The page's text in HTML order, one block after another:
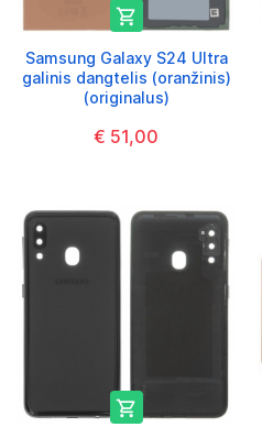

Samsung Galaxy S24 Ultra
galinis dangtelis (oranžinis)
(originalus)
€ 51,00
